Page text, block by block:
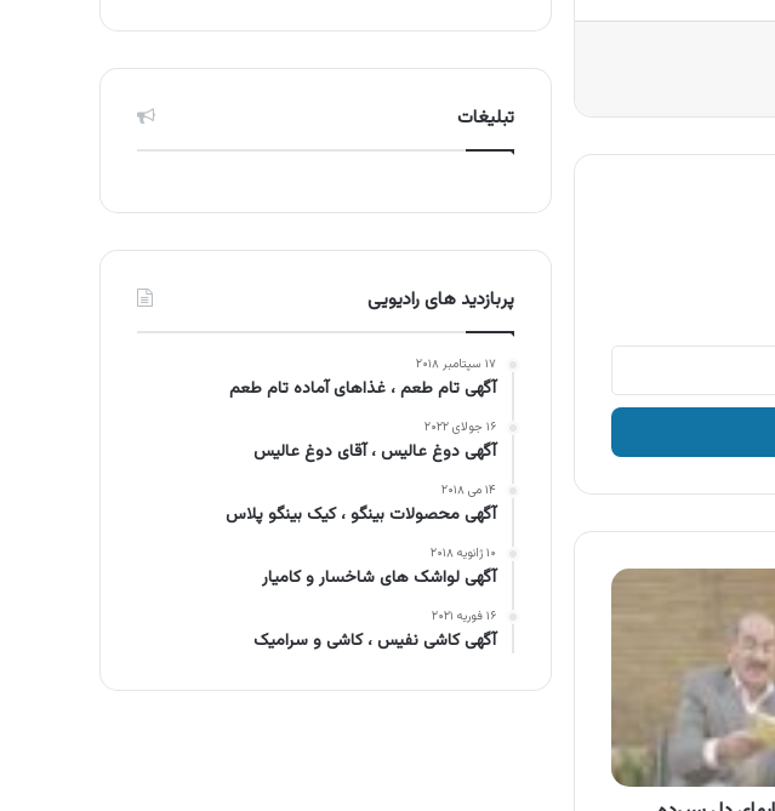
تبلیغات
پربازدید های رادیویی
۱۷ سپتامبر ۲۰۱۸
آگهی تام طعم ، غذاهای آماده تام طعم
۱۶ جولای ۲۰۲۲
آگهی دوغ عالیس ، آقای دوغ عالیس
۱۴ می ۲۰۱۸
آگهی محصولات بینگو ، کیک بینگو پلاس
۱۰ ژانویه ۲۰۱۸
آگهی لواشک های شاخسار و کامیار
۱۶ فوریه ۲۰۲۱
آگهی کاشی نفیس ، کاشی و سرامیک